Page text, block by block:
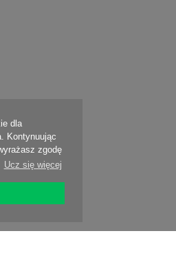
dla
Kontynuując
zgodę
Ucz się więcej